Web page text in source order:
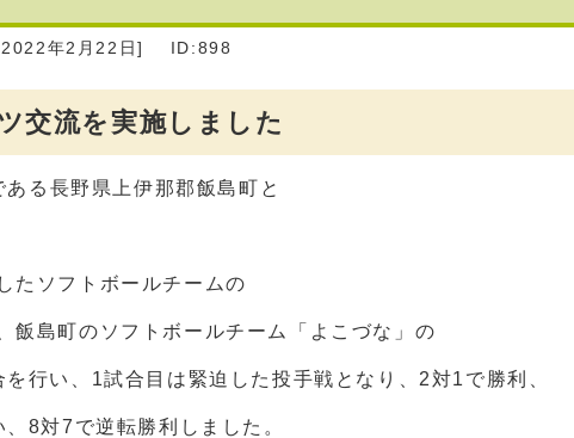
年2月22日] ID:898
交流を実施しました
る長野県上伊那郡飯島町と
たソフトボールチームの
飯島町のソフトボールチーム「よこづな」の
行い、1試合目は緊迫した投手戦となり、2対1で勝利、
8対7で逆転勝利しました。